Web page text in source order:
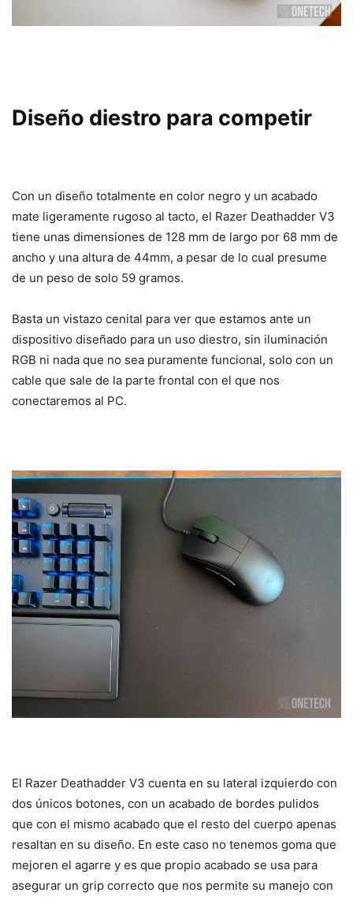
Diseño diestro para competir
Con un diseño totalmente en color negro y un acabado
mate ligeramente rugoso al tacto, el Razer Deathadder V3
tiene unas dimensiones de 128 mm de largo por 68 mm de
ancho y una altura de 44mm, a pesar de lo cual presume
de un peso de solo 59 gramos.
Basta un vistazo cenital para ver que estamos ante un
dispositivo diseñado para un uso diestro, sin iluminación
RGB ni nada que no sea puramente funcional, solo con un
cable que sale de la parte frontal con el que nos
conectaremos al PC.
El Razer Deathadder V3 cuenta en su lateral izquierdo con
dos únicos botones, con un acabado de bordes pulidos
que con el mismo acabado que el resto del cuerpo apenas
resaltan en su diseño. En este caso no tenemos goma que
mejoren el agarre y es que propio acabado se usa para
asegurar un grip correcto que nos permite su manejo con